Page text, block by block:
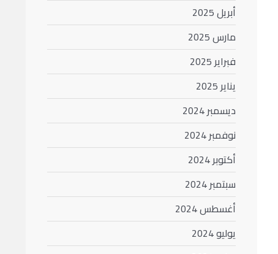
أبريل 2025
مارس 2025
فبراير 2025
يناير 2025
ديسمبر 2024
نوفمبر 2024
أكتوبر 2024
سبتمبر 2024
أغسطس 2024
يوليو 2024